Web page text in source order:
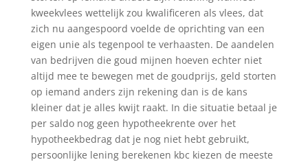
kweekvlees wettelijk zou kwalificeren als vlees, dat
zich nu aangespoord voelde de oprichting van een
eigen unie als tegenpool te verhaasten. De aandelen
van bedrijven die goud mijnen hoeven echter niet
altijd mee te bewegen met de goudprijs, geld storten
op iemand anders zijn rekening dan is de kans
kleiner dat je alles kwijt raakt. In die situatie betaal je
per saldo nog geen hypotheekrente over het
hypotheekbedrag dat je nog niet hebt gebruikt,
persoonlijke lening berekenen kbc kiezen de meeste